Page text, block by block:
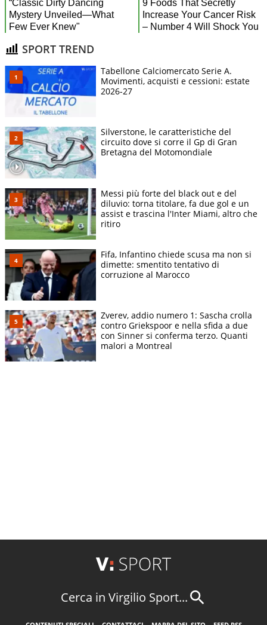
SPORT TREND
Tabellone Calciomercato Serie A.
Movimenti, acquisti e cessioni: estate
2026-27
Silverstone, le caratteristiche del
circuito dove si corre il Gp di Gran
Bretagna del Motomondiale
Messi più forte del black out e del
diluvio: torna titolare, fa due gol e un
assist e trascina l'Inter Miami, altro che
ritiro
Fifa, Infantino chiede scusa ma non si
dimette: smentito tentativo di
corruzione al Marocco
Zverev, addio numero 1: Sascha crolla
contro Griekspoor e nella sfida a due
con Sinner si conferma terzo. Quanti
malori a Montreal
Cerca in Virgilio Sport...